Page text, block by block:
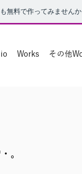
無料で作ってみません
Works その他
。